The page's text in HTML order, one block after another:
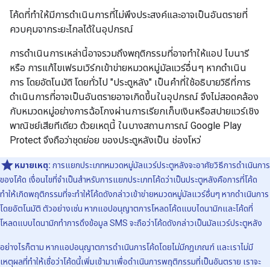
โค้ดที่ทำให้มีการดำเนินการที่ไม่พึงประสงค์และอาจเป็นอันตรายที่
ควบคุมจากระยะไกลได้ในอุปกรณ์
การดำเนินการเหล่านี้อาจรวมถึงพฤติกรรมที่อาจทำให้แอป ไบนารี
หรือ การแก้ไขเฟรมเวิร์กเข้าข่ายหมวดหมู่มัลแวร์อื่นๆ หากดำเนิน
การ โดยอัตโนมัติ โดยทั่วไป "ประตูหลัง" เป็นคำที่ใช้อธิบายวิธีที่การ
ดำเนินการที่อาจเป็นอันตรายอาจเกิดขึ้นในอุปกรณ์ จึงไม่สอดคล้อง
กับหมวดหมู่อย่างการฉ้อโกงผ่านการเรียกเก็บเงินหรือสปายแวร์เชิง
พาณิชย์เสียทีเดียว ด้วยเหตุนี้ ในบางสถานการณ์ Google Play
Protect จึงถือว่าชุดย่อย ของประตูหลังเป็น ช่องโหว่
หมายเหตุ: การแยกประเภทหมวดหมู่มัลแวร์ประตูหลังจะอาศัยวิธีการดำเนินการ
ของโค้ด เงื่อนไขที่จำเป็นสำหรับการแยกประเภทโค้ดว่าเป็นประตูหลังคือการที่โค้ด
ทำให้เกิดพฤติกรรมที่จะทำให้โค้ดดังกล่าวเข้าข่ายหมวดหมู่มัลแวร์อื่นๆ หากดำเนินการ
โดยอัตโนมัติ ตัวอย่างเช่น หากแอปอนุญาตการโหลดโค้ดแบบไดนามิกและโค้ดที่
โหลดแบบไดนามิกทำการดึงข้อมูล SMS จะถือว่าโค้ดดังกล่าวเป็นมัลแวร์ประตูหลัง
อย่างไรก็ตาม หากแอปอนุญาตการดำเนินการโค้ดโดยไม่มีกฎเกณฑ์ และเราไม่มี
เหตุผลที่ทำให้เชื่อว่าโค้ดนี้เพิ่มเข้ามาเพื่อดำเนินการพฤติกรรมที่เป็นอันตราย เราจะ